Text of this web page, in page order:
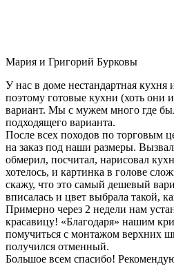
Мария и Григорий Бурковы
У нас в доме нестандартная кухня
поэтому готовые кухни (хоть они
вариант. Мы с мужем много где
подходящего варианта.
После всех походов по торговым
на заказ под наши размеры.
обмерил, посчитал, нарисовал
хотелось, и картинка в голове
скажу, что это самый дешевый
вписалась и цвет выбрала такой,
Примерно через 2 недели нам
красавицу! «Благодаря» нашим
помучиться с монтажом верхних
получился отменный.
Большое всем спасибо!